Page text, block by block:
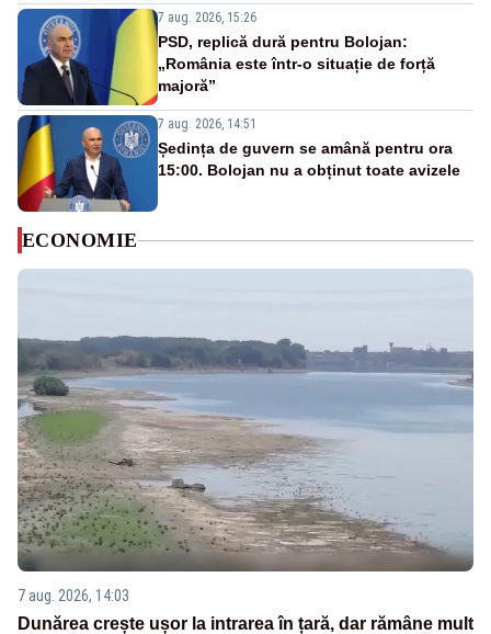
7 aug. 2026, 15:26
PSD, replică dură pentru Bolojan:
„România este într-o situație de forță
majoră”
7 aug. 2026, 14:51
Ședința de guvern se amână pentru ora
15:00. Bolojan nu a obținut toate avizele
ECONOMIE
7 aug. 2026, 14:03
Dunărea crește ușor la intrarea în țară, dar rămâne mult